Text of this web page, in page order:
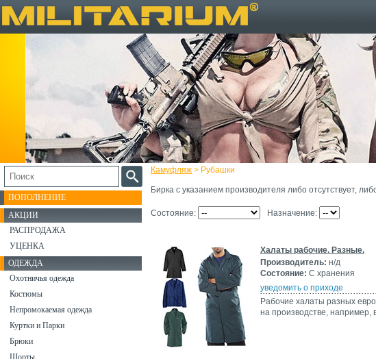
Камуфляж > Рубашки
Бирка с указанием производителя либо отсутствует,
Состояние: Назначение:
Халаты рабочие. Разные.
Производитель: н/д
Состояние: С хранения
уведомить о приходе
Рабочие халаты разных
на производстве, например,
ПОПОЛНЕНИЕ
АКЦИИ
РАСПРОДАЖА
УЦЕНКА
ОДЕЖДА
Охотничья одежда
Костюмы
Непромокаемая одежда
Куртки и Парки
Брюки
Шорты